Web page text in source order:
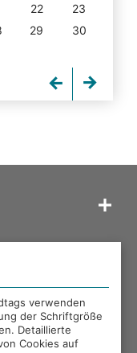
22
23
29
30
verwenden
der Schriftgröße
Detaillierte
Cookies auf